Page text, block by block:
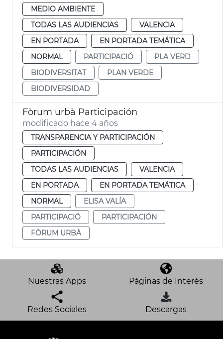
MEDIO AMBIENTE
TODAS LAS AUDIENCIAS
VALENCIA
EN PORTADA
EN PORTADA TEMÁTICA
NORMAL
PARTICIPACIÓ
PLA VERD
BIODIVERSITAT
PLAN VERDE
BIODIVERSIDAD
Fòrum urbà Participación
modificado hace 4 años
TRANSPARENCIA Y PARTICIPACIÓN
PARTICIPACIÓN
TODAS LAS AUDIENCIAS
VALENCIA
EN PORTADA
EN PORTADA TEMÁTICA
NORMAL
ELISA VALÍA
PARTICIPACIÓ
PARTICIPACIÓN
FÒRUM URBÀ
Nuestras Apps Páginas de Interés
Redes Sociales Descargas